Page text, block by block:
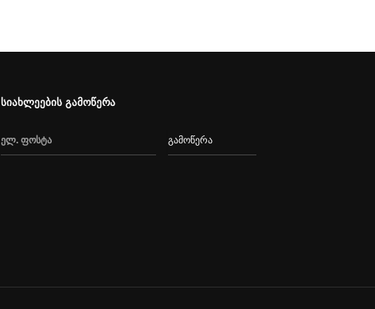
სიახლეების გამოწერა
გამოწერა